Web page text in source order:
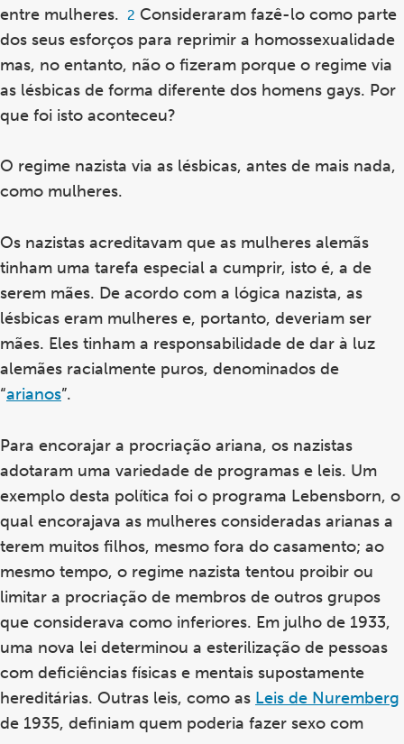
entre mulheres. Footnote
2
2 Consideraram fazê-lo como parte
dos seus esforços para reprimir a homossexualidade
mas, no entanto, não o fizeram porque o regime via
as lésbicas de forma diferente dos homens gays. Por
que foi isto aconteceu?
O regime nazista via as lésbicas, antes de mais nada,
como mulheres.
Os nazistas acreditavam que as mulheres alemãs
tinham uma tarefa especial a cumprir, isto é, a de
serem mães. De acordo com a lógica nazista, as
lésbicas eram mulheres e, portanto, deveriam ser
mães. Eles tinham a responsabilidade de dar à luz
alemães racialmente puros, denominados de
“arianos”.
Para encorajar a procriação ariana, os nazistas
adotaram uma variedade de programas e leis. Um
exemplo desta política foi o programa Lebensborn, o
qual encorajava as mulheres consideradas arianas a
terem muitos filhos, mesmo fora do casamento; ao
mesmo tempo, o regime nazista tentou proibir ou
limitar a procriação de membros de outros grupos
que considerava como inferiores. Em julho de 1933,
uma nova lei determinou a esterilização de pessoas
com deficiências físicas e mentais supostamente
hereditárias. Outras leis, como as Leis de Nuremberg
de 1935, definiam quem poderia fazer sexo com